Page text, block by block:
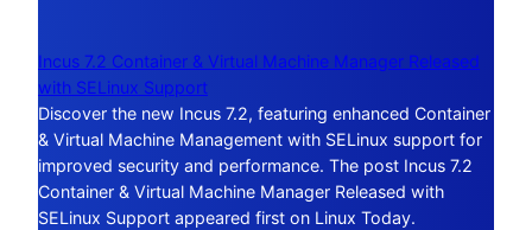
Incus 7.2 Container & Virtual Machine Manager Released
with SELinux Support
Discover the new Incus 7.2, featuring enhanced Container
& Virtual Machine Management with SELinux support for
improved security and performance. The post Incus 7.2
Container & Virtual Machine Manager Released with
SELinux Support appeared first on Linux Today.